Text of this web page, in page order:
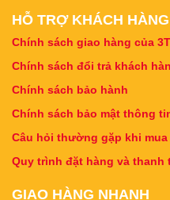
HỖ TRỢ KHÁCH HÀNG
Chính sách giao hàng của
Chính sách đổi trả khách
Chính sách bảo hành
Chính sách bảo mật thông
Câu hỏi thường gặp khi mua
Quy trình đặt hàng và thanh
GIAO HÀNG NHANH